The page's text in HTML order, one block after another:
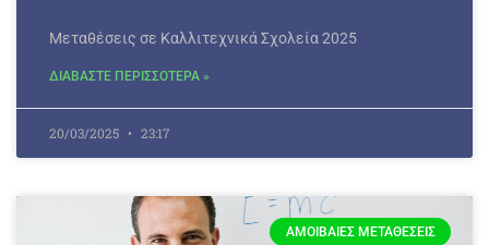
Μεταθέσεις σε Καλλιτεχνικά Σχολεία 2025
ΔΙΑΒΑΣΤΕ ΠΕΡΙΣΣΟΤΕΡΑ »
20/03/2025 23:17
ΑΜΟΙΒΑΊΕΣ ΜΕΤΑΘΈΣΕΙΣ